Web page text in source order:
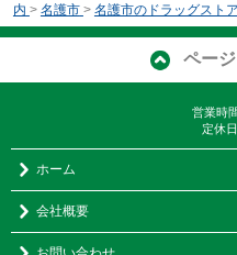
内 > 名護市 > 名護市のドラッグストア
ペー
営業時
定休
ホーム
会社概要